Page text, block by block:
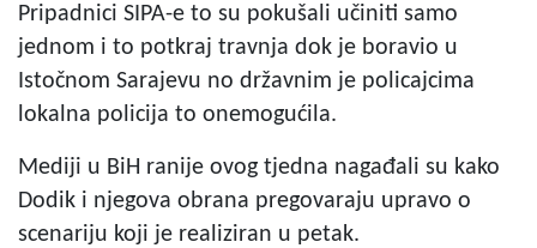
Pripadnici SIPA-e to su pokušali učiniti samo
jednom i to potkraj travnja dok je boravio u
Istočnom Sarajevu no državnim je policajcima
lokalna policija to onemogućila.
Mediji u BiH ranije ovog tjedna nagađali su kako
Dodik i njegova obrana pregovaraju upravo o
scenariju koji je realiziran u petak.